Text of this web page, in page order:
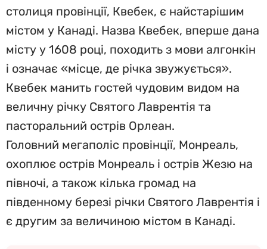
столиця провінції, Квебек, є найстарішим
містом у Канаді. Назва Квебек, вперше дана
місту у 1608 році, походить з мови алгонкін
і означає «місце, де річка звужується».
Квебек манить гостей чудовим видом на
величну річку Святого Лаврентія та
пасторальний острів Орлеан.
Головний мегаполіс провінції, Монреаль,
охоплює острів Монреаль і острів Жезю на
півночі, а також кілька громад на
південному березі річки Святого Лаврентія і
є другим за величиною містом в Канаді.